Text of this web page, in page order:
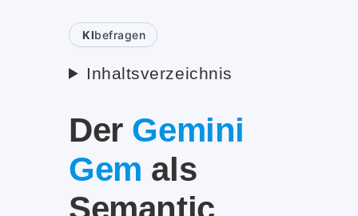
KIbefragen
Inhaltsverzeichnis
Der Gemini
Gem als
Semantic